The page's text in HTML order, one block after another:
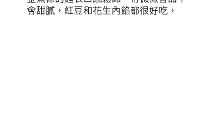
會甜膩，紅豆和花生內餡都很好吃，